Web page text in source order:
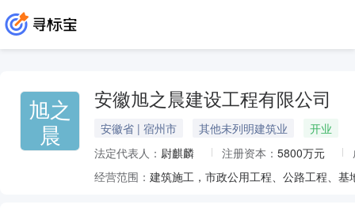
旭之
晨
安徽旭之晨建设工程有限公司
安徽省 | 宿州市 其他未列明建筑业
开业
法定代表人： 尉麒麟 注册资本： 5800万元
经营范围：